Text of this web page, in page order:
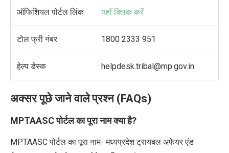
ऑफिशियल पोर्टल लिंक यहाँ क्लिक करें
टोल फ्री नंबर 1800 2333 951
हेल्प डेस्क helpdesk.tribal@mp.gov.in
अक्सर पूछे जाने वाले प्रश्न ( FAQs)
MPTAASCपोर्टल का पूरा नाम क्या है?
MPTAASC पोर्टल का पूरा नाम- मध्‍यप्रदेश ट्रायबल अफेयर एंड